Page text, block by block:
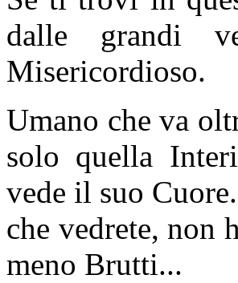
dalle grandi
Misericordioso.
Umano che va
solo quella
vede il suo
che vedrete, non
meno Brutti...